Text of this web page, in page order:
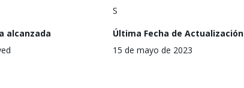
S
alcanzada
Última Fecha de Actualización
15 de mayo de 2023